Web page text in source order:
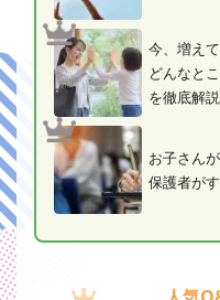
今、増え
どんなと
を徹底解説
お子さん
保護者が